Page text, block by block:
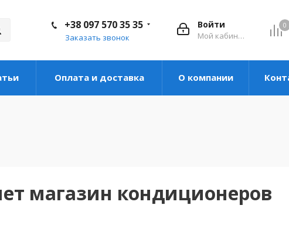
0
Войти
Мой кабинет
+38 097 570 35 35
Заказать звонок
Оплата и доставка О компании
магазин кондиционеров